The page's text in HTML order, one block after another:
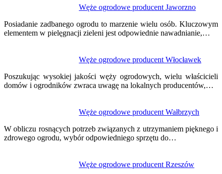
Węże ogrodowe producent Jaworzno
Posiadanie zadbanego ogrodu to marzenie wielu osób. Kluczowym
elementem w pielęgnacji zieleni jest odpowiednie nawadnianie,…
Węże ogrodowe producent Włocławek
Poszukując wysokiej jakości węży ogrodowych, wielu właścicieli
domów i ogrodników zwraca uwagę na lokalnych producentów,…
Węże ogrodowe producent Wałbrzych
W obliczu rosnących potrzeb związanych z utrzymaniem pięknego i
zdrowego ogrodu, wybór odpowiedniego sprzętu do…
Węże ogrodowe producent Rzeszów